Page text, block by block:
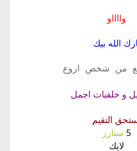
وااااو
الله بيك
من شخص اروع
و خلفيات اجمل
التقيم
5 ستارز
لايك